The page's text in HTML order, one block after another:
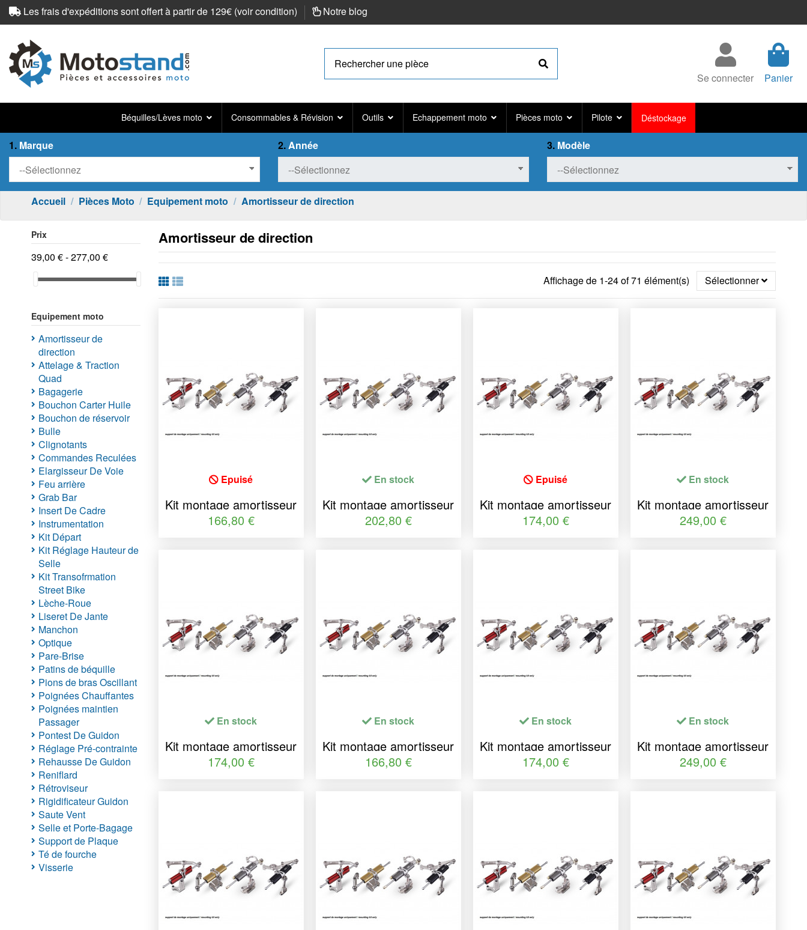
Les frais d'expéditions sont offert à partir de 129€ (voir condition) Notre blog
Se connecter Panier
Béquilles/Lèves moto Consommables & Révision Outils Echappement moto Pièces moto Pilote Déstockage
1. Marque 2.Année 3.Modèle
Accueil Pièces Moto Equipement moto Amortisseur de direction
Amortisseur de direction
Affichage de 1-24 of 71 élément(s) Sélectionner
Epuisé
Kit montage amortisseur
de direction YSS
166,80 €
En stock
Kit montage amortisseur
de direction YSS
202,80 €
Epuisé
Kit montage amortisseur
de direction YSS
174,00 €
En stock
Kit montage amortisseur
de direction YSS
249,00 €
En stock
Kit montage amortisseur
de direction YSS
174,00 €
En stock
Kit montage amortisseur
de direction YSS
166,80 €
En stock
Kit montage amortisseur
de direction YSS
174,00 €
En stock
Kit montage amortisseur
de direction YSS
249,00 €
Prix
39,00 € - 277,00 €
Equipement moto
Amortisseur de
direction
Attelage & Traction
Quad
Bagagerie
Bouchon Carter Huile
Bouchon de réservoir
Bulle
Clignotants
Commandes Reculées
Elargisseur De Voie
Feu arrière
Grab Bar
Insert De Cadre
Instrumentation
Kit Départ
Kit Réglage Hauteur de
Selle
Kit Transofrmation
Street Bike
Lèche-Roue
Liseret De Jante
Manchon
Optique
Pare-Brise
Patins de béquille
Pions de bras Oscillant
Poignées Chauffantes
Poignées maintien
Passager
Pontest De Guidon
Réglage Pré-contrainte
Rehausse De Guidon
Reniflard
Rétroviseur
Rigidificateur Guidon
Saute Vent
Selle et Porte-Bagage
Support de Plaque
Té de fourche
Visserie